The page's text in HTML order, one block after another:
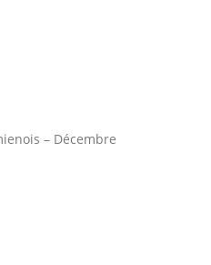
– Décembre